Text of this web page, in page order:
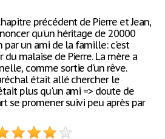
précédent de Pierre et Jean,
qu'un héritage de 20000
par un ami de la famille: c'est
malaise de Pierre. La mère a
comme sortie d'un rêve.
était allé chercher le
plus qu'un ami => doute de
se promener suivi peu après par